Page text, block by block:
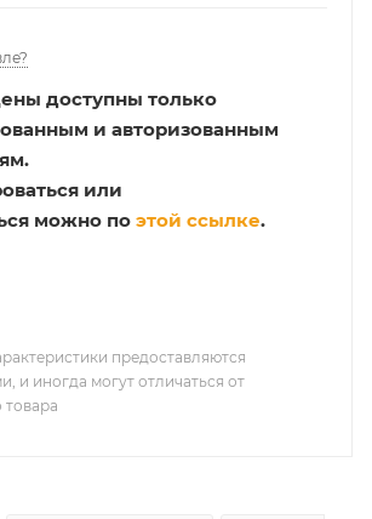
доступны только
и авторизованным
или
можно по этой ссылке.
предоставляются
и иногда могут отличаться от
товара